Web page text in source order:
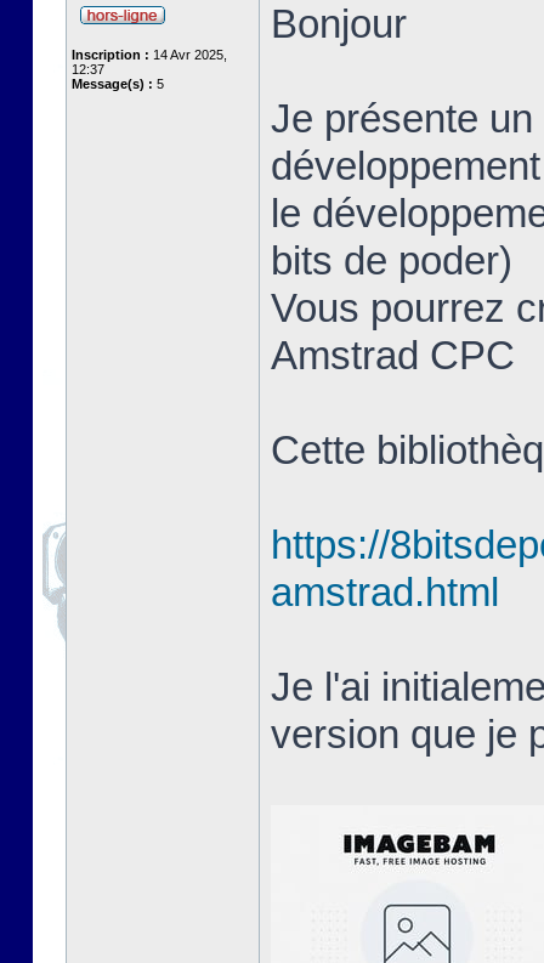
Inscription : 14 Avr 2025,
12:37
Message(s) : 5
Bonjour
Je présente
le
bits de poder)
Vous pourrez
Amstrad CPC
Cette
https://
amstrad.html
Je l'ai
version que je